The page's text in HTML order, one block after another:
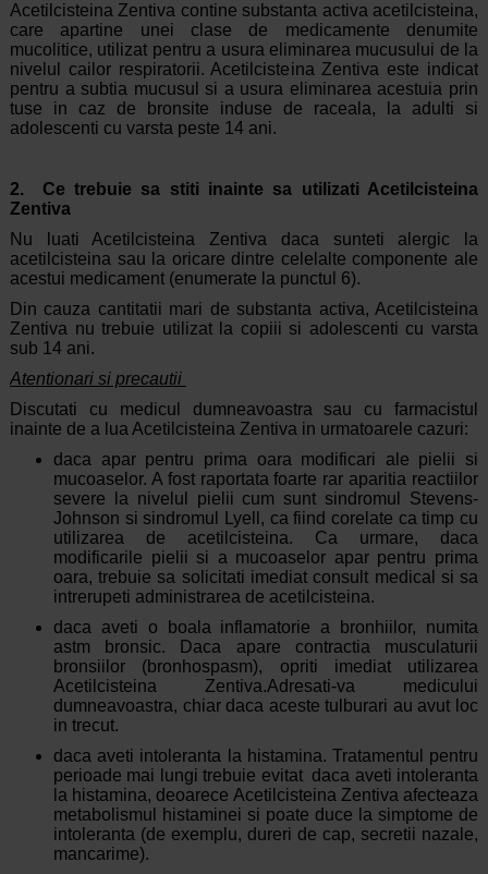
Acetilcisteina Zentiva contine substanta activa acetilcisteina,
care apartine unei clase de medicamente denumite
mucolitice, utilizat pentru a usura eliminarea mucusului de la
nivelul cailor respiratorii. Acetilcisteina Zentiva este indicat
pentru a subtia mucusul si a usura eliminarea acestuia prin
tuse in caz de bronsite induse de raceala, la adulti si
adolescenti cu varsta peste 14 ani.
2. Ce trebuie sa stiti inainte sa utilizati Acetilcisteina
Zentiva
Nu luati Acetilcisteina Zentiva daca sunteti alergic la
acetilcisteina sau la oricare dintre celelalte componente ale
acestui medicament (enumerate la punctul 6).
Din cauza cantitatii mari de substanta activa, Acetilcisteina
Zentiva nu trebuie utilizat la copiii si adolescenti cu varsta
sub 14 ani.
Atentionari si precautii
Discutati cu medicul dumneavoastra sau cu farmacistul
inainte de a lua Acetilcisteina Zentiva in urmatoarele cazuri:
daca apar pentru prima oara modificari ale pielii si
mucoaselor. A fost raportata foarte rar aparitia reactiilor
severe la nivelul pielii cum sunt sindromul Stevens-
Johnson si sindromul Lyell, ca fiind corelate ca timp cu
utilizarea de acetilcisteina. Ca urmare, daca
modificarile pielii si a mucoaselor apar pentru prima
oara, trebuie sa solicitati imediat consult medical si sa
intrerupeti administrarea de acetilcisteina.
daca aveti o boala inflamatorie a bronhiilor, numita
astm bronsic. Daca apare contractia musculaturii
bronsiilor (bronhospasm), opriti imediat utilizarea
Acetilcisteina Zentiva.Adresati-va medicului
dumneavoastra, chiar daca aceste tulburari au avut loc
in trecut.
daca aveti intoleranta la histamina. Tratamentul pentru
perioade mai lungi trebuie evitat daca aveti intoleranta
la histamina, deoarece Acetilcisteina Zentiva afecteaza
metabolismul histaminei si poate duce la simptome de
intoleranta (de exemplu, dureri de cap, secretii nazale,
mancarime).